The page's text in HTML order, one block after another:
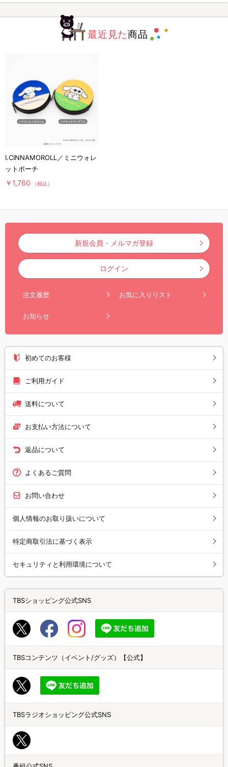
最近見た商品
I.CINNAMOROLL／ミニウォレ
ットポーチ
￥1,760 （税込）
新規会員・メルマガ登録
ログイン
注文履歴 お気に入りリスト
お知らせ
初めてのお客様
ご利用ガイド
送料について
お支払い方法について
返品について
よくあるご質問
お問い合わせ
個人情報のお取り扱いについて
特定商取引法に基づく表示
セキュリティと利用環境について
TBSショッピング公式SNS
TBSコンテンツ（イベント/グッズ）【公式】
TBSラジオショッピング公式SNS